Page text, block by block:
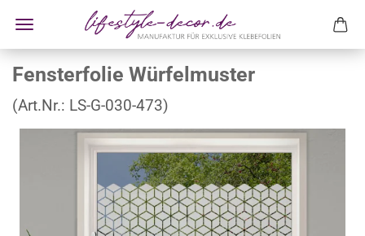
Fensterfolie Würfelmuster
(Art.Nr.: LS-G-030-473)